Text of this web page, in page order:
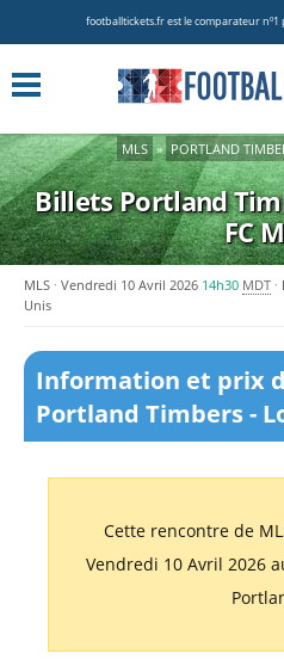
footballtickets.fr est le comparateur nº1
MLS » PORTLAND
Billets Portland
FC
MLS Vendredi 10 Avril 2026 14h30 MDT
Unis
Information et prix
Portland Timbers -
Cette rencontre de
Vendredi 10 Avril 2026